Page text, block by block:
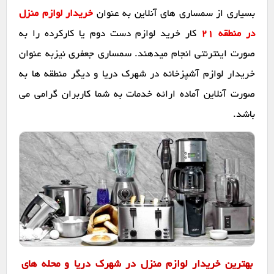
بسیاری از سمساری های آنلاین به عنوان خریدار لوازم منزل
در منطقه 21
کار خرید لوازم دست دوم یا کارکرده را به
صورت اینترنتی انجام میدهند. سمساری جعفری نیزبه عنوان
خریدار لوازم آشپزخانه در شهرک دریا و دیگر منطقه ها به
صورت آنلاین آماده ارائه خدمات به شما کاربران گرامی می
باشد.
بهترین خریدار لوازم منزل در شهرک دریا و محله های